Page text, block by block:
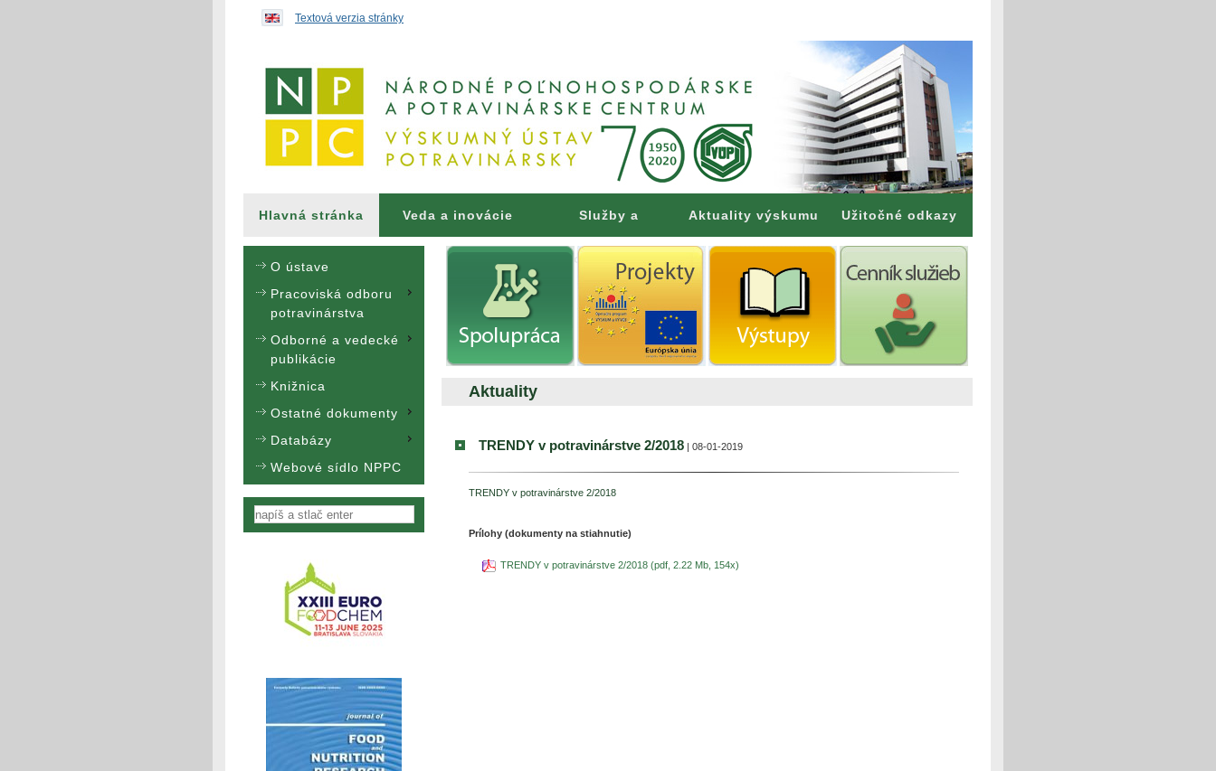
Textová verzia stránky
Hlavná stránka Veda a inovácie Služby a
poradenstvo
Aktuality výskumu Užitočné odkazy
O ústave
Pracoviská odboru
potravinárstva
Odborné a vedecké
publikácie
Knižnica
Ostatné dokumenty
Databázy
Webové sídlo NPPC
Vyhľadávanie
Aktuality
TRENDY v potravinárstve 2/2018 | 08-01-2019
TRENDY v potravinárstve 2/2018
Prílohy (dokumenty na stiahnutie)
TRENDY v potravinárstve 2/2018 (pdf, 2.22 Mb, 154x)